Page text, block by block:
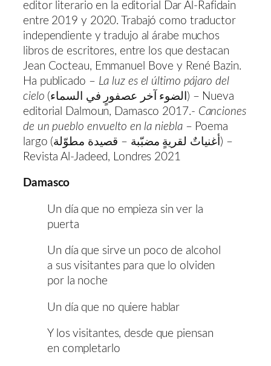
editor literario en la editorial Dar Al-Rafidain
entre 2019 y 2020. Trabajó como traductor
independiente y tradujo al árabe muchos
libros de escritores, entre los que destacan
Jean Cocteau, Emmanuel Bove y René Bazin.
Ha publicado – La luz es el último pájaro del
cielo (الضوء آخر عصفورٍ في السماء) – Nueva
editorial Dalmoun, Damasco 2017.- Canciones
de un pueblo envuelto en la niebla– Poema
largo (أغنياتٌ لقريةٍ مضبّبة – قصيدة مطوّلة) –
Revista Al-Jadeed, Londres 2021
Damasco
Un día que no empieza sin ver la
puerta
Un día que sirve un poco de alcohol
a sus visitantes para que lo olviden
por la noche
Un día que no quiere hablar
Y los visitantes, desde que piensan
en completarlo